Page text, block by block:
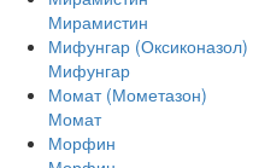
Мирамистин
Мифунгар (Оксиконазол)
Мифунгар
Момат (Мометазон)
Момат
Морфин